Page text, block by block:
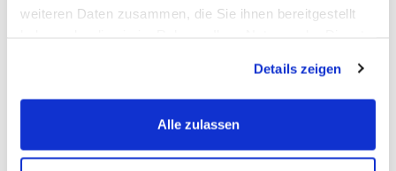
weiteren Daten zusammen, die Sie ihnen bereitgestellt
Details zeigen
Alle zulassen
verbessern.
Integrierte Plattform-Tools: Nutzen Sie die
Analysefunktionen von Facebook, Instagram und
Twitter, um Einblicke in die Performance Ihrer
Beiträge zu erhalten.